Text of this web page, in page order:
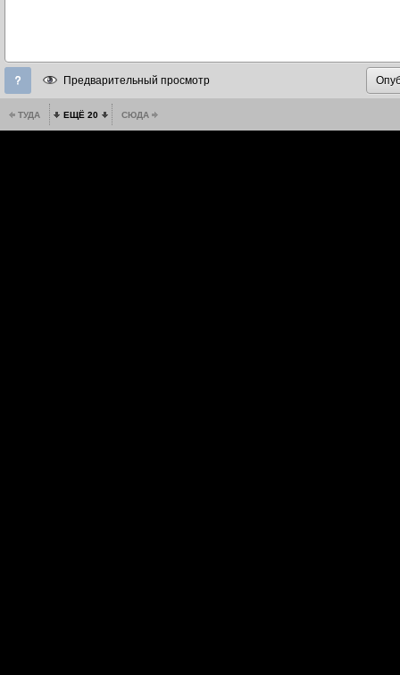
Предварительный просмотр
ТУДА ЕЩЁ 20 СЮДА